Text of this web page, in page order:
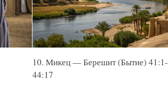
10. Микец — Берешит (Бытие) 41:1-
44:17